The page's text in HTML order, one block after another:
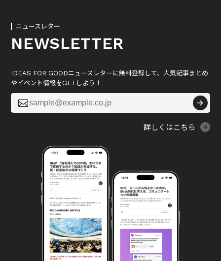
ニュースレター
NEWSLETTER
IDEAS FOR GOODニュースレターに無料登録して、人気記事まとめ
やイベント情報をGETしよう！

詳しくはこちら